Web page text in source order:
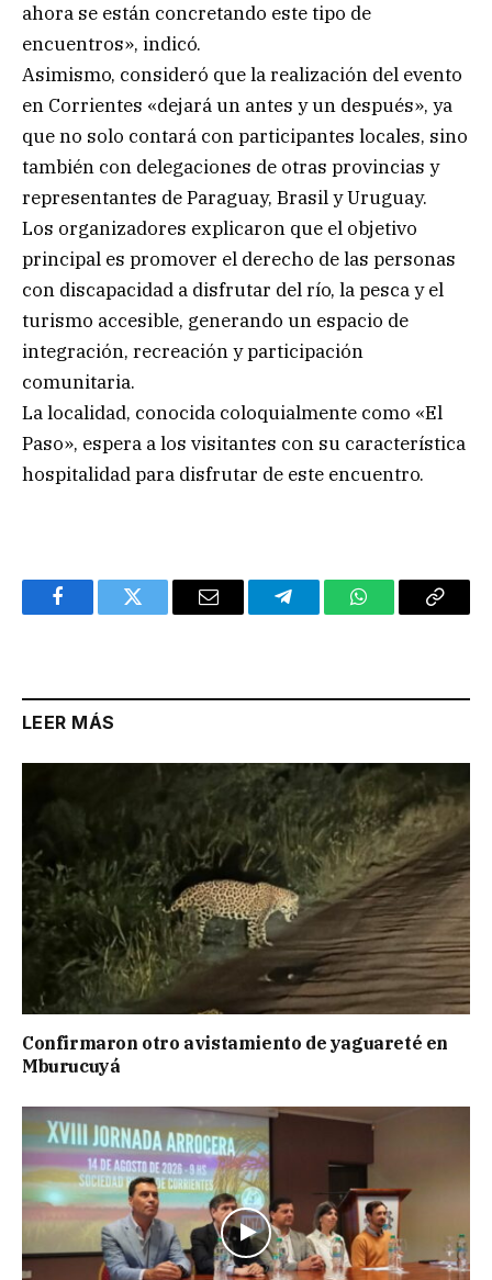
ahora se están concretando este tipo de
encuentros», indicó.
Asimismo, consideró que la realización del evento
en Corrientes «dejará un antes y un después», ya
que no solo contará con participantes locales, sino
también con delegaciones de otras provincias y
representantes de Paraguay, Brasil y Uruguay.
Los organizadores explicaron que el objetivo
principal es promover el derecho de las personas
con discapacidad a disfrutar del río, la pesca y el
turismo accesible, generando un espacio de
integración, recreación y participación
comunitaria.
La localidad, conocida coloquialmente como «El
Paso», espera a los visitantes con su característica
hospitalidad para disfrutar de este encuentro.
FacebookTwitter Email TelegramWhatsAppCopy
LEER MÁS
Confirmaron otro avistamiento de yaguareté en
Mburucuyá